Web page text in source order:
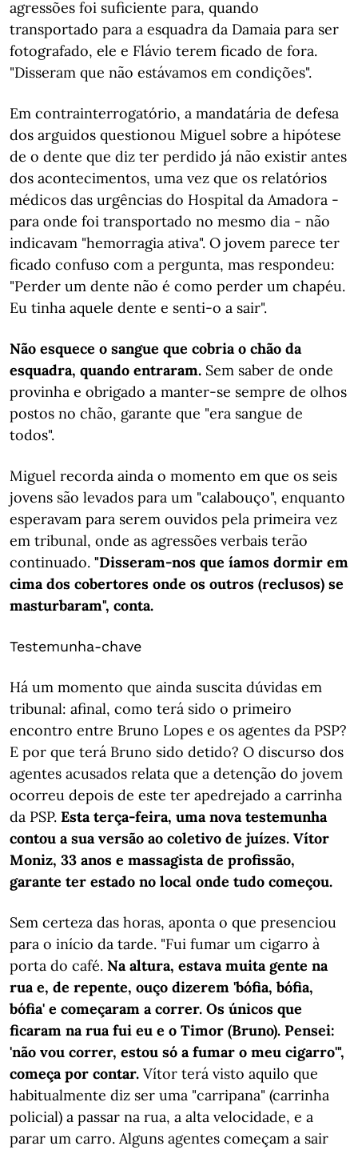
agressões foi suficiente para, quando
transportado para a esquadra da Damaia para ser
fotografado, ele e Flávio terem ficado de fora.
"Disseram que não estávamos em condições".
Em contrainterrogatório, a mandatária de defesa
dos arguidos questionou Miguel sobre a hipótese
de o dente que diz ter perdido já não existir antes
dos acontecimentos, uma vez que os relatórios
médicos das urgências do Hospital da Amadora -
para onde foi transportado no mesmo dia - não
indicavam "hemorragia ativa". O jovem parece ter
ficado confuso com a pergunta, mas respondeu:
"Perder um dente não é como perder um chapéu.
Eu tinha aquele dente e senti-o a sair".
Não esquece o sangue que cobria o chão da
esquadra, quando entraram. Sem saber de onde
provinha e obrigado a manter-se sempre de olhos
postos no chão, garante que "era sangue de
todos".
Miguel recorda ainda o momento em que os seis
jovens são levados para um "calabouço", enquanto
esperavam para serem ouvidos pela primeira vez
em tribunal, onde as agressões verbais terão
continuado. "Disseram-nos que íamos dormir em
cima dos cobertores onde os outros (reclusos) se
masturbaram", conta.
Testemunha-chave
Há um momento que ainda suscita dúvidas em
tribunal: afinal, como terá sido o primeiro
encontro entre Bruno Lopes e os agentes da PSP?
E por que terá Bruno sido detido? O discurso dos
agentes acusados relata que a detenção do jovem
ocorreu depois de este ter apedrejado a carrinha
da PSP. Esta terça-feira, uma nova testemunha
contou a sua versão ao coletivo de juízes. Vítor
Moniz, 33 anos e massagista de profissão,
garante ter estado no local onde tudo começou.
Sem certeza das horas, aponta o que presenciou
para o início da tarde. "Fui fumar um cigarro à
porta do café. Na altura, estava muita gente na
rua e, de repente, ouço dizerem 'bófia, bófia,
bófia' e começaram a correr. Os únicos que
ficaram na rua fui eu e o Timor (Bruno). Pensei:
'não vou correr, estou só a fumar o meu cigarro'",
começa por contar. Vítor terá visto aquilo que
habitualmente diz ser uma "carripana" (carrinha
policial) a passar na rua, a alta velocidade, e a
parar um carro. Alguns agentes começam a sair